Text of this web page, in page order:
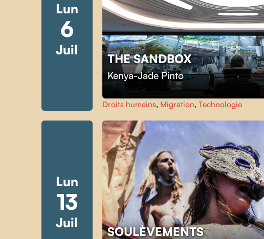
Lun
6
Juil
THE SANDBOX
Kenya-Jade Pinto
Droits humains, Migration, Technologie
Lun
13
Juil
SOULÈVEMENTS